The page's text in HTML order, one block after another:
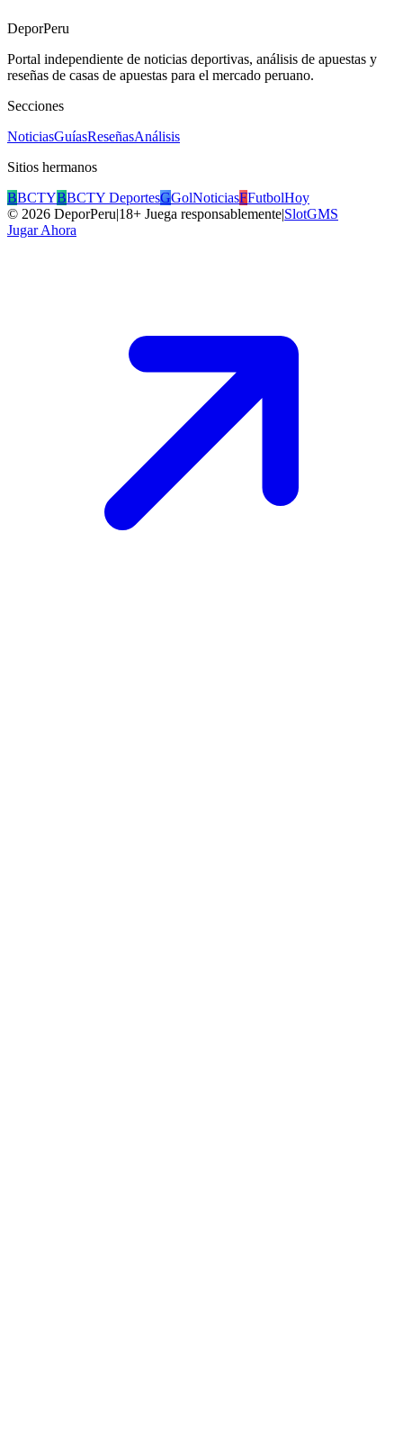
DeporPeru
Portal independiente de noticias deportivas, análisis de apuestas y
reseñas de casas de apuestas para el mercado peruano.
Secciones
NoticiasGuíasReseñasAnálisis
Sitios hermanos
BBCTYBBCTY DeportesGGolNoticiasFFutbolHoy
© 2026 DeporPeru|18+ Juega responsablemente|SlotGMS
Jugar Ahora